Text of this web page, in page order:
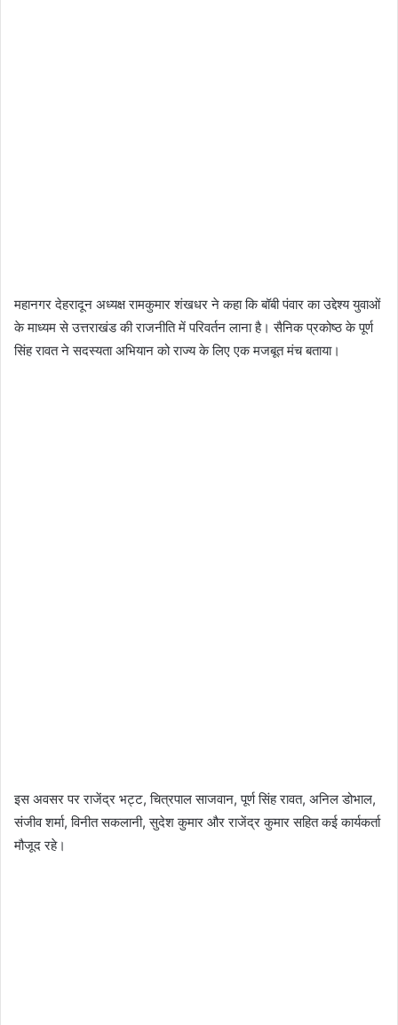
महानगर देहरादून अध्यक्ष रामकुमार शंखधर ने कहा कि बॉबी पंवार का उद्देश्य युवाओं
के माध्यम से उत्तराखंड की राजनीति में परिवर्तन लाना है। सैनिक प्रकोष्ठ के पूर्ण
सिंह रावत ने सदस्यता अभियान को राज्य के लिए एक मजबूत मंच बताया।
इस अवसर पर राजेंद्र भट्ट, चित्रपाल साजवान, पूर्ण सिंह रावत, अनिल डोभाल,
संजीव शर्मा, विनीत सकलानी, सुदेश कुमार और राजेंद्र कुमार सहित कई कार्यकर्ता
मौजूद रहे।